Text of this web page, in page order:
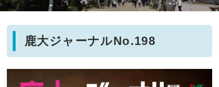
鹿大ジャーナルNo.198